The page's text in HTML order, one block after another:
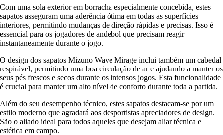
Com uma sola exterior em borracha especialmente concebida, estes
sapatos asseguram uma aderência ótima em todas as superfícies
interiores, permitindo mudanças de direção rápidas e precisas. Isso é
essencial para os jogadores de andebol que precisam reagir
instantaneamente durante o jogo.
O design dos sapatos Mizuno Wave Mirage inclui também um cabedal
respirável, permitindo uma boa circulação de ar e ajudando a manter os
seus pés frescos e secos durante os intensos jogos. Esta funcionalidade
é crucial para manter um alto nível de conforto durante toda a partida.
Além do seu desempenho técnico, estes sapatos destacam-se por um
estilo moderno que agradará aos desportistas apreciadores de design.
São o aliado ideal para todos aqueles que desejam aliar técnica e
estética em campo.